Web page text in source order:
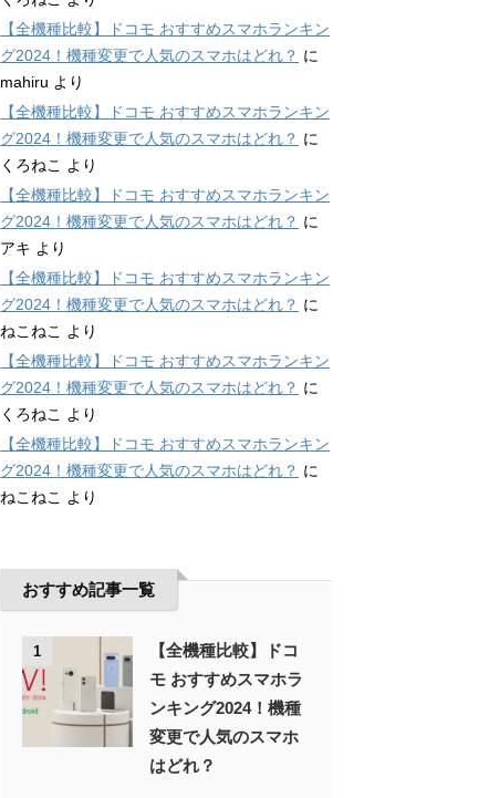
【全機種比較】ドコモ おすすめスマホランキン
グ2024！機種変更で人気のスマホはどれ？ に
mahiru より
【全機種比較】ドコモ おすすめスマホランキン
グ2024！機種変更で人気のスマホはどれ？ に
くろねこ
より
【全機種比較】ドコモ おすすめスマホランキン
グ2024！機種変更で人気のスマホはどれ？ に
アキ より
【全機種比較】ドコモ おすすめスマホランキン
グ2024！機種変更で人気のスマホはどれ？ に
ねこねこ
より
【全機種比較】ドコモ おすすめスマホランキン
グ2024！機種変更で人気のスマホはどれ？ に
くろねこ
より
【全機種比較】ドコモ おすすめスマホランキン
グ2024！機種変更で人気のスマホはどれ？ に
ねこねこ
より
おすすめ記事一覧
1
【全機種比較】ドコ
モ おすすめスマホラ
ンキング2024！機種
変更で人気のスマホ
はどれ？